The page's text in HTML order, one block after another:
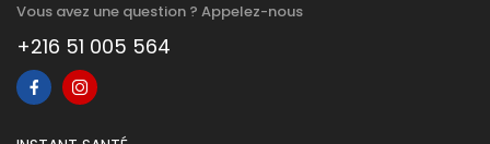
Vous avez une question ? Appelez-nous
+216 51 005 564